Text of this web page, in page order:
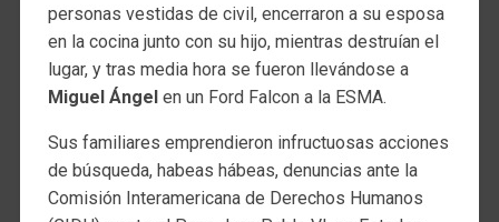
personas vestidas de civil, encerraron a su esposa
en la cocina junto con su hijo, mientras destruían el
lugar, y tras media hora se fueron llevándose a
Miguel Ángelen un Ford Falcon a la ESMA.
Sus familiares emprendieron infructuosas acciones
de búsqueda, habeas hábeas, denuncias ante la
Comisión Interamericana de Derechos Humanos